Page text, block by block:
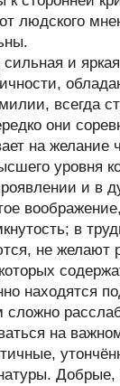
людского
и
всегда
они
на желание
уровня
и в
в
не желают
находятся
сложно
на